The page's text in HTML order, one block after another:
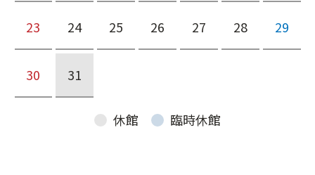
23 24 25 26 27 28 29
30 31
休館 臨時休館